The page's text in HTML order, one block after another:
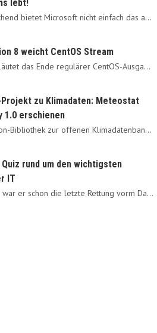
lebt!
[ad_1] Überraschend bietet Microsoft nicht einfach das alte…
8 weicht CentOS Stream
[ad_1] Red Hat läutet das Ende regulärer CentOS-Ausgaben ein:…
zu Klimadaten: Meteostat
1.0 erschienen
[ad_1] Die Python-Bibliothek zur offenen Klimadatenbank Meteostat…
Quiz rund um den wichtigsten
IT
[ad_1] Für viele war er schon die letzte Rettung vorm Daten-Nirvana:…